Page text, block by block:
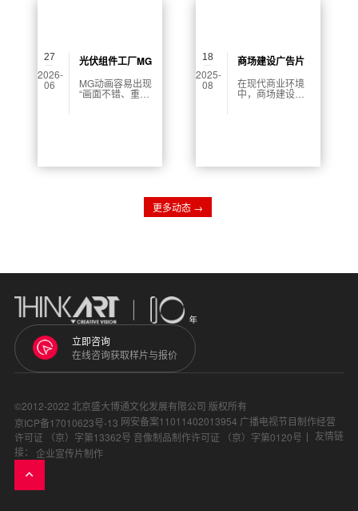
以帮助读者更好
地提升宣传片的
视觉效果。
医疗器械宣传中
的重要性。
27
2026-
06
光伏组件工厂MG
动画制作怎么
做？从脚本、画
MG动画容易出现
“画面不错、重点
安排得更顺。
18
2025-
08
商场建设广告片
制作公司怎么收
费
在现代商业环境
中，商场建设广
认知和购买欲
更好地理解和选
更多动态 →
立即咨询
在线咨询获取样片与报价
©2012-2022 北京盛大博通文化发展有限公司 版权所有
京ICP备17010623号-13 网安备案11011402013954 广播电视节目制作经营
许可证 （京）字第13362号 音像制品制作许可证 （京）字第0120号
友情链
接： 企业宣传片制作